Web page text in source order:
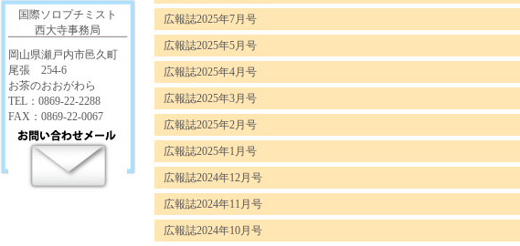
国際ソロプチミスト
西大寺事務局
岡山県瀬戸内市邑久町
尾張 254-6
お茶のおおがわら
TEL：0869-22-2288
FAX：0869-22-0067
広報誌2025年7月号
広報誌2025年5月号
広報誌2025年4月号
広報誌2025年3月号
広報誌2025年2月号
広報誌2025年1月号
広報誌2024年12月号
広報誌2024年11月号
広報誌2024年10月号